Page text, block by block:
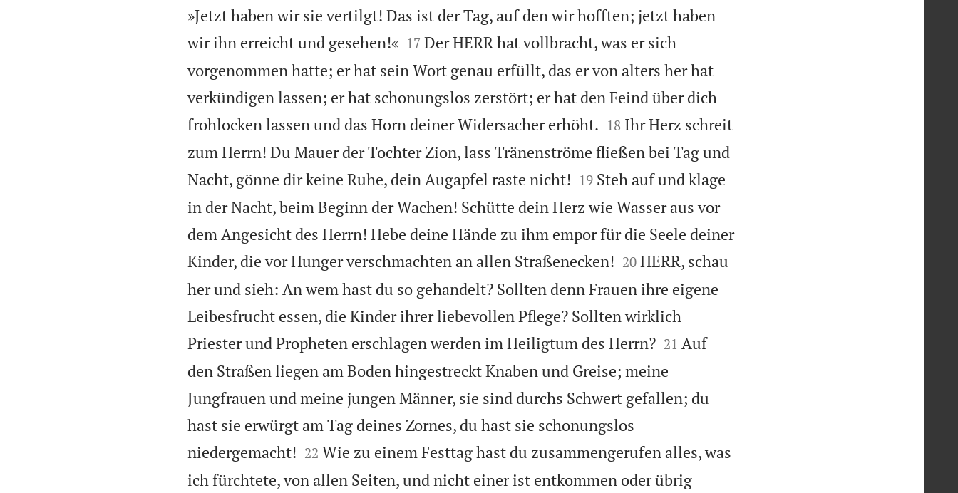
»Jetzt haben wir sie vertilgt! Das ist der Tag, auf den wir hofften; jetzt haben
wir ihn erreicht und gesehen!«
17 Der HERR hat vollbracht, was er sich
vorgenommen hatte; er hat sein Wort genau erfüllt, das er von alters her hat
verkündigen lassen; er hat schonungslos zerstört; er hat den Feind über dich
frohlocken lassen und das Horn deiner Widersacher erhöht.
18 Ihr Herz schreit
zum Herrn! Du Mauer der Tochter Zion, lass Tränenströme fließen bei Tag und
Nacht, gönne dir keine Ruhe, dein Augapfel raste nicht!
19 Steh auf und klage
in der Nacht, beim Beginn der Wachen! Schütte dein Herz wie Wasser aus vor
dem Angesicht des Herrn! Hebe deine Hände zu ihm empor für die Seele deiner
Kinder, die vor Hunger verschmachten an allen Straßenecken!
20 HERR, schau
her und sieh: An wem hast du so gehandelt? Sollten denn Frauen ihre eigene
Leibesfrucht essen, die Kinder ihrer liebevollen Pflege? Sollten wirklich
Priester und Propheten erschlagen werden im Heiligtum des Herrn?
21 Auf
den Straßen liegen am Boden hingestreckt Knaben und Greise; meine
Jungfrauen und meine jungen Männer, sie sind durchs Schwert gefallen; du
hast sie erwürgt am Tag deines Zornes, du hast sie schonungslos
niedergemacht!
22 Wie zu einem Festtag hast du zusammengerufen alles, was
ich fürchtete, von allen Seiten, und nicht einer ist entkommen oder übrig